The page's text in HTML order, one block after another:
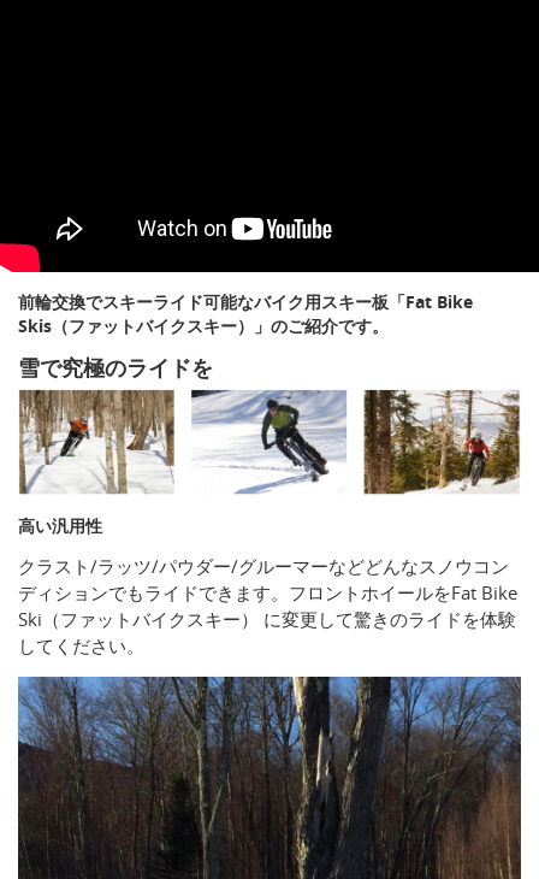
前輪交換でスキーライド可能なバイク用スキー板「Fat Bike
Skis（ファットバイクスキー）」のご紹介です。
雪で究極のライドを
高い汎用性
クラスト/ラッツ/パウダー/グルーマーなどどんなスノウコン
ディションでもライドできます。フロントホイールをFat Bike
Ski（ファットバイクスキー） に変更して驚きのライドを体験
してください。